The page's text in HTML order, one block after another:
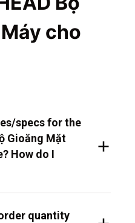
cho
specs for the
Gioăng Mặt
How do I
quantity